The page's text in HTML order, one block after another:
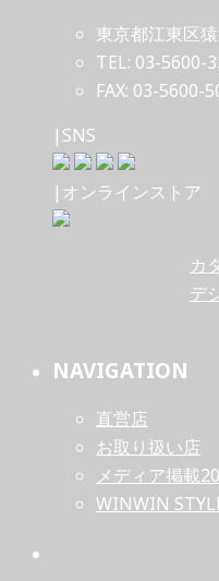
東京都江東区
TEL: 03-5600-
FAX: 03-5600-
|SNS
|オンラインストア
カ
デ
NAVIGATION
直営店
お取り扱い店
メディア掲載
WINWIN